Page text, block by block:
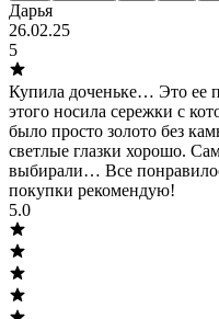
Дарья
26.02.25
5
Купила доченьке… Это ее
этого носила сережки с
было просто золото без
светлые глазки хорошо.
выбирали… Все
покупки рекомендую!
5.0